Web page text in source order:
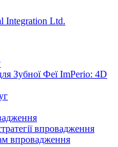
Зубної Феї ImPerio: 4D
впровадження
впровадження